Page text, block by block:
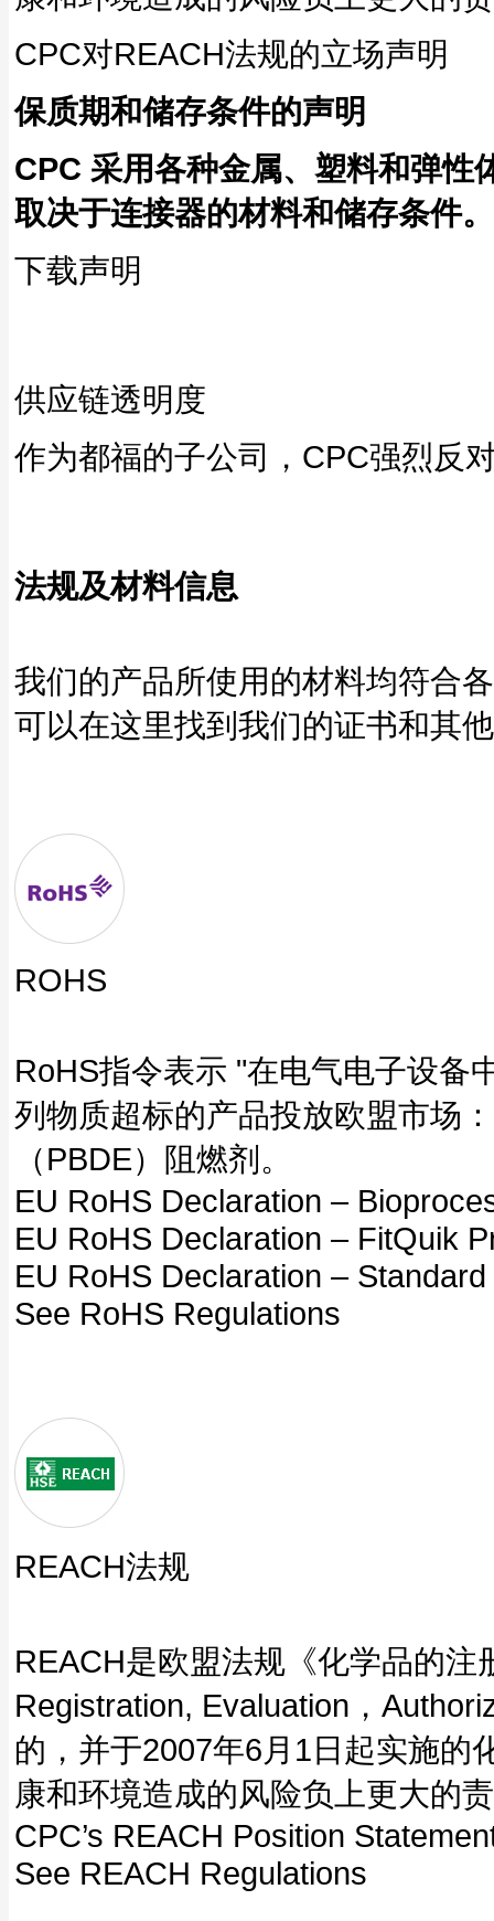
CPC对REACH法规的立场声明
保质期和储存条件的声明
CPC 采用各种金属、塑料和弹性
取决于连接器的材料和储存条件。
下载声明
供应链透明度
作为都福的子公司，CPC强烈反
法规及材料信息
我们的产品所使用的材料均符合
可以在这里找到我们的证书和其
ROHS
RoHS指令表示 "在电气电子设备
列物质超标的产品投放欧盟市场
（PBDE）阻燃剂。
EU RoHS Declaration –
EU RoHS Declaration – FitQuik
EU RoHS Declaration –
See RoHS Regulations
REACH法规
REACH是欧盟法规《化学品的
Registration, Evaluation，
的，并于2007年6月1日起实施的
康和环境造成的风险负上更大的
CPC’s REACH Position
See REACH Regulations